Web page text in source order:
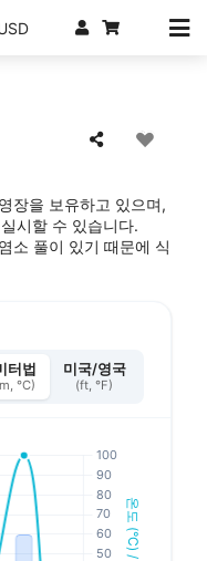
장을 보유하고 있으며,
시할 수 있습니다.
소 풀이 있기 때문에 식
터법
°C)
미국/영국
(ft, °F)